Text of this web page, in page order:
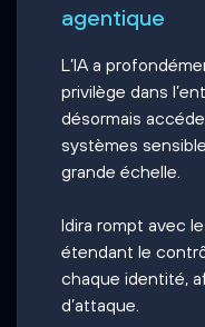
agentique
L’IA a
privilège dans
désormais
systèmes
grande échelle.
Idira rompt avec
étendant le
chaque identité,
d’attaque.